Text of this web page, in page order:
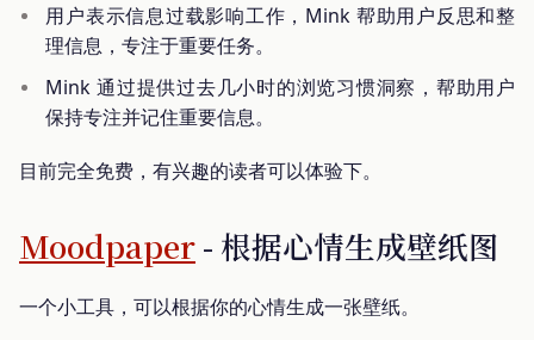
用户表示信息过载影响工作，Mink 帮助用户反思和整
理信息，专注于重要任务。
Mink 通过提供过去几小时的浏览习惯洞察，帮助用户
保持专注并记住重要信息。
目前完全免费，有兴趣的读者可以体验下。
Moodpaper- 根据心情生成壁纸图
一个小工具，可以根据你的心情生成一张壁纸。